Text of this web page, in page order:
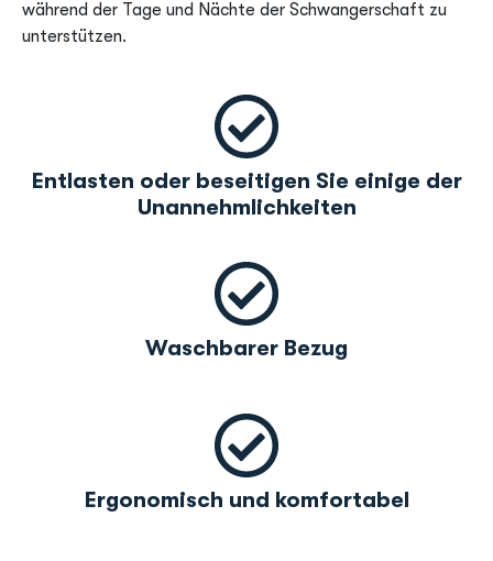
während der Tage und Nächte der Schwangerschaft zu
unterstützen.
Entlasten oder beseitigen Sie einige der
Unannehmlichkeiten
Waschbarer Bezug
Ergonomisch und komfortabel